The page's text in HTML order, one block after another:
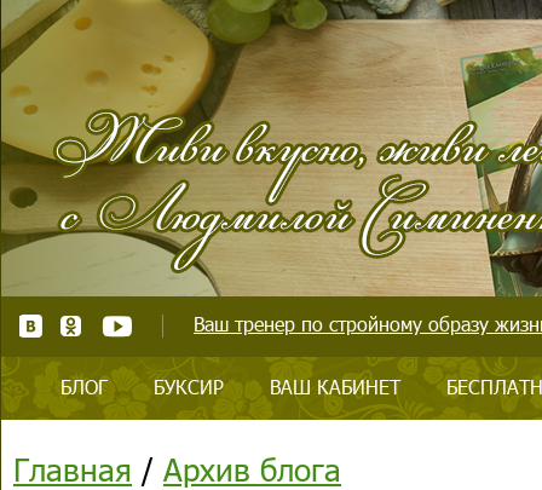
Ваш тренер по стройному образу
БЛОГ БУКСИР ВАШ КАБИНЕТ
Главная / Архив блога